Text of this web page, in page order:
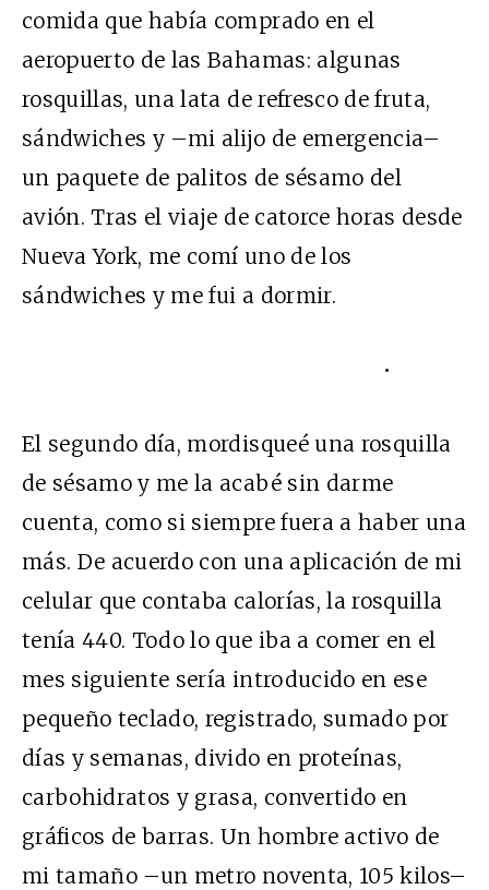
comida que había comprado en el
aeropuerto de las Bahamas: algunas
rosquillas, una lata de refresco de fruta,
sándwiches y –mi alijo de emergencia–
un paquete de palitos de sésamo del
avión. Tras el viaje de catorce horas desde
Nueva York, me comí uno de los
sándwiches y me fui a dormir.
•
El segundo día, mordisqueé una rosquilla
de sésamo y me la acabé sin darme
cuenta, como si siempre fuera a haber una
más. De acuerdo con una aplicación de mi
celular que contaba calorías, la rosquilla
tenía 440. Todo lo que iba a comer en el
mes siguiente sería introducido en ese
pequeño teclado, registrado, sumado por
días y semanas, divido en proteínas,
carbohidratos y grasa, convertido en
gráficos de barras. Un hombre activo de
mi tamaño –un metro noventa, 105 kilos–